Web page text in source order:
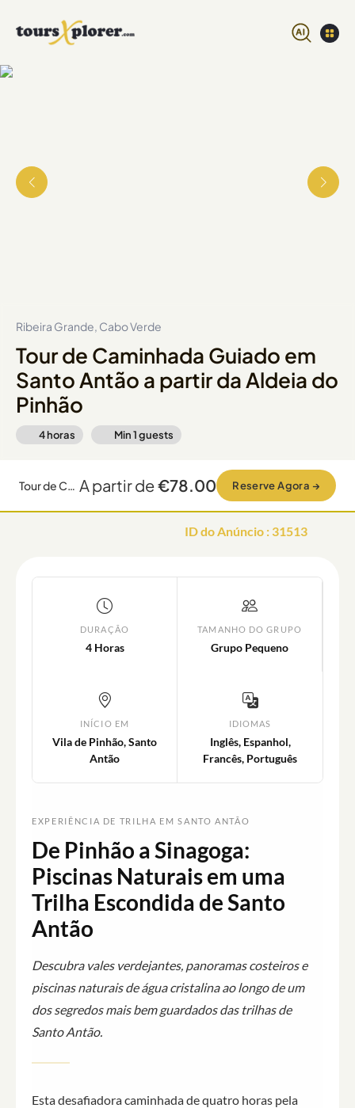
Ribeira Grande, Cabo Verde
Tour de Caminhada Guiado em
Santo Antão a partir da Aldeia do
Pinhão
4 horas Min1guests
Tour de Caminhada Guiado em Santo Antão a partir da Aldeia do Pinhão A partir de€78.00 Reserve Agora →
ID do Anúncio : 31513
DURAÇÃO
4 Horas
TAMANHO DO GRUPO
Grupo Pequeno
INÍCIO EM
Vila de Pinhão, Santo
Antão
IDIOMAS
Inglês, Espanhol,
Francês, Português
EXPERIÊNCIA DE TRILHA EM SANTO ANTÃO
De Pinhão a Sinagoga:
Piscinas Naturais em uma
Trilha Escondida de Santo
Antão
Descubra vales verdejantes, panoramas costeiros e
piscinas naturais de água cristalina ao longo de um
dos segredos mais bem guardados das trilhas de
Santo Antão.
Esta desafiadora caminhada de quatro horas pela